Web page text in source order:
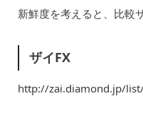
新鮮度を考えると、比較
ザイFX
http://zai.diamond.jp/